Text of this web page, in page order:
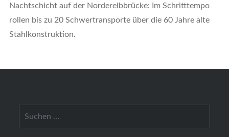
Nacht­schicht auf der Nor­der­elb­brü­cke: Im Schritt­tem­po
rol­len bis zu 20 Schwer­trans­por­te über die 60 Jah­re alte
Stahl­kon­struk­ti­on.